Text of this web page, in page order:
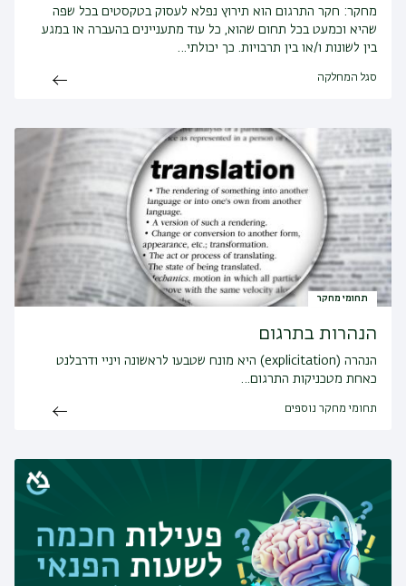
מחקר: חקר התרגום הוא תירוץ נפלא לעסוק בטקסטים בכל שפה
שהיא וכמעט בכל תחום שהוא, כל עוד מתעניינים בהעברה או במגע
בין לשונות ו/או בין תרבויות. כך יכולתי…
סגל המחלקה
תחומי מחקר
הנהרות בתרגום
הנהרה (explicitation) היא מונח שטבעו לראשונה ויניי ודרבלנט
כאחת מטכניקות התרגום…
תחומי מחקר נוספים